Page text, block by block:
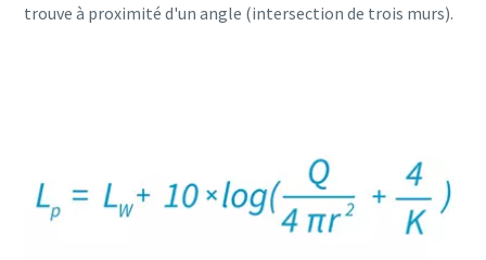
trouve à proximité d'un angle (intersection de trois murs).